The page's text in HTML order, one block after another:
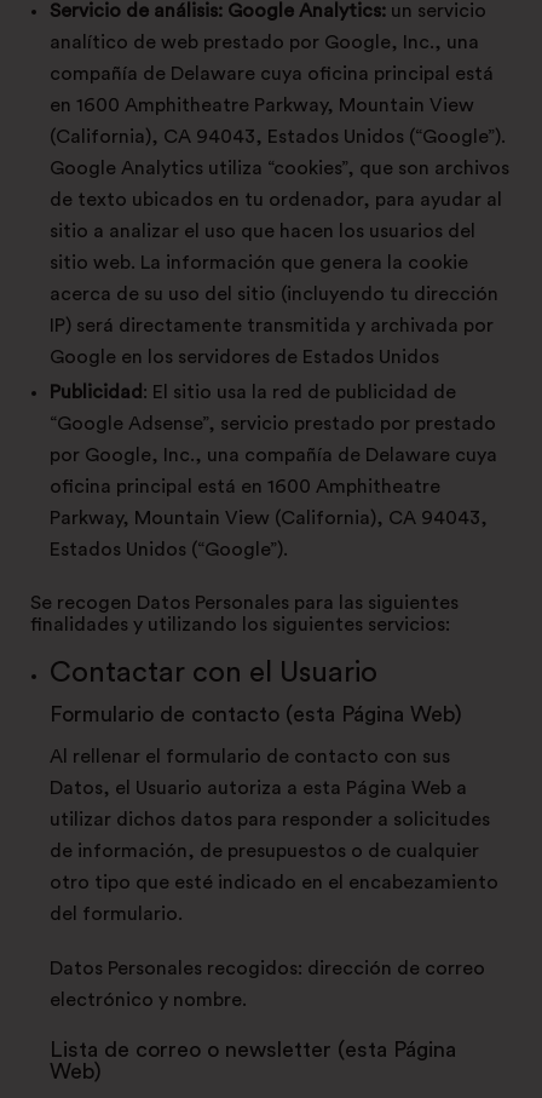
Servicio de análisis: Google Analytics: un servicio
analítico de web prestado por Google, Inc., una
compañía de Delaware cuya oficina principal está
en 1600 Amphitheatre Parkway, Mountain View
(California), CA 94043, Estados Unidos (“Google”).
Google Analytics utiliza “cookies”, que son archivos
de texto ubicados en tu ordenador, para ayudar al
sitio a analizar el uso que hacen los usuarios del
sitio web. La información que genera la cookie
acerca de su uso del sitio (incluyendo tu dirección
IP) será directamente transmitida y archivada por
Google en los servidores de Estados Unidos
Publicidad : El sitio usa la red de publicidad de
“Google Adsense”, servicio prestado por prestado
por Google, Inc., una compañía de Delaware cuya
oficina principal está en 1600 Amphitheatre
Parkway, Mountain View (California), CA 94043,
Estados Unidos (“Google”).
Se recogen Datos Personales para las siguientes
finalidades y utilizando los siguientes servicios:
Contactar con el Usuario
Formulario de contacto (esta Página Web)
Al rellenar el formulario de contacto con sus
Datos, el Usuario autoriza a esta Página Web a
utilizar dichos datos para responder a solicitudes
de información, de presupuestos o de cualquier
otro tipo que esté indicado en el encabezamiento
del formulario.
Datos Personales recogidos: dirección de correo
electrónico y nombre.
Lista de correo o newsletter (esta Página
Web)